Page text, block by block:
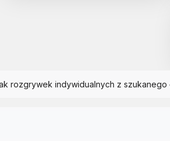
rozgrywek indywidualnych z szukanego